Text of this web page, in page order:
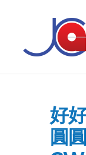
CAREGIVER
PUBLIC
好
圓